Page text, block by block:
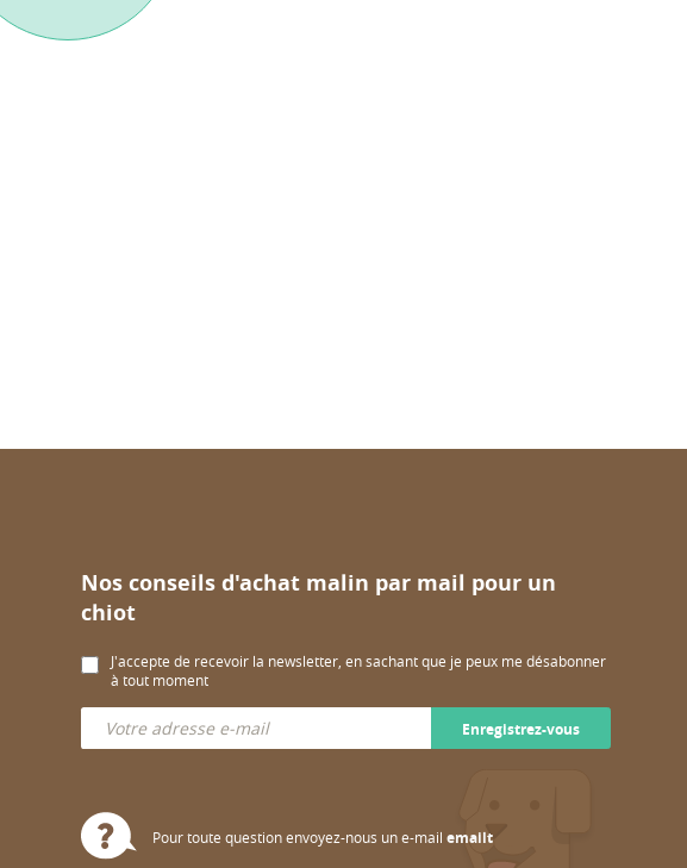
Nos conseils d'achat malin par mail pour un
chiot
J'accepte de recevoir la newsletter, en sachant que je peux me désabonner
à tout moment
Enregistrez-vous
Pour toute question envoyez-nous un e-mail emailt